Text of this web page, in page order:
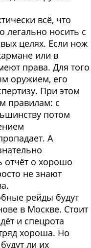
всё, что
легально носить с
целях. Если нож
или в
права. Для того
оружием, его
При этом
правилам: с
потом
А
отчёт о хорошо
не знают
рейды будут
в Москве. Стоит
и спецрота
хороша. Но
ли их